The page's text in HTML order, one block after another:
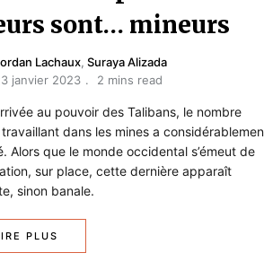
sont… mineurs
Lachaux, Suraya Alizada
janvier 2023
2 mins read
au pouvoir des Talibans, le nombre
travaillant dans les mines a
Alors que le monde occidental s’émeut de
sur place, cette dernière apparaît
sinon banale.
PLUS